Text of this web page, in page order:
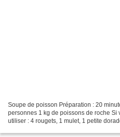
Soupe de poisson Préparation : 20
personnes 1 kg de poissons de roche Si
utiliser : 4 rougets, 1 mulet, 1 petite